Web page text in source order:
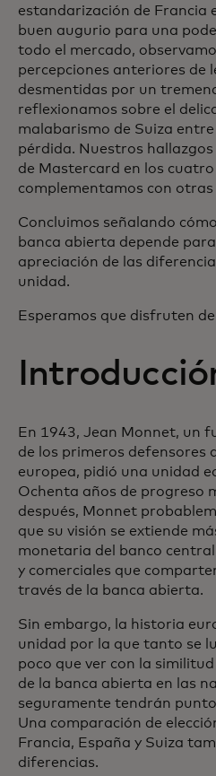
estandarización de Francia
buen augurio para una
todo el mercado,
percepciones anteriores de
desmentidas por un
reflexionamos sobre el
malabarismo de Suiza
pérdida. Nuestros
de Mastercard en los cuatro
complementamos con otras
Concluimos señalando
banca abierta depende
apreciación de las
unidad.
Esperamos que disfruten
En 1943, Jean Monnet, un
de los primeros defensores
europea, pidió una unidad
Ochenta años de progreso
después, Monnet
que su visión se extiende
monetaria del banco
y comerciales que
través de la banca abierta.
Sin embargo, la historia
unidad por la que tanto se
poco que ver con la
de la banca abierta en las
seguramente tendrán
Una comparación de
Francia, España y Suiza
diferencias.